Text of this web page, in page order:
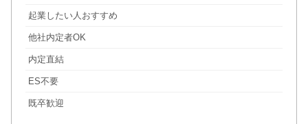
起業したい人おすすめ
他社内定者OK
内定直結
ES不要
既卒歓迎